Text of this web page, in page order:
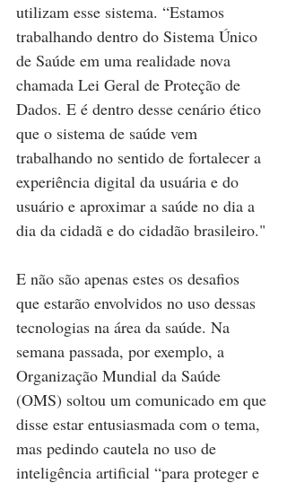
utilizam esse sistema. “Estamos
trabalhando dentro do Sistema Único
de Saúde em uma realidade nova
chamada Lei Geral de Proteção de
Dados. E é dentro desse cenário ético
que o sistema de saúde vem
trabalhando no sentido de fortalecer a
experiência digital da usuária e do
usuário e aproximar a saúde no dia a
dia da cidadã e do cidadão brasileiro."
E não são apenas estes os desafios
que estarão envolvidos no uso dessas
tecnologias na área da saúde. Na
semana passada, por exemplo, a
Organização Mundial da Saúde
(OMS) soltou um comunicado em que
disse estar entusiasmada com o tema,
mas pedindo cautela no uso de
inteligência artificial “para proteger e